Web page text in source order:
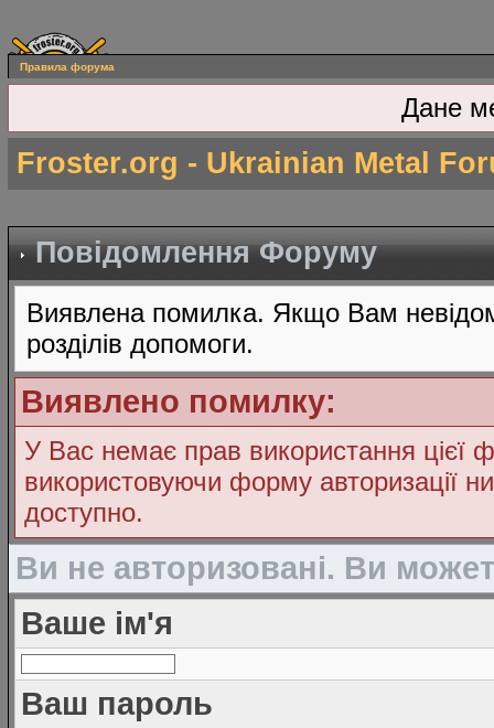
Правила форума
Дане
Froster.org - Ukrainian Metal
Повідомлення Форуму
Виявлена помилка. Якщо Вам
розділів допомоги.
Виявлено помилку:
У Вас немає прав використання цієї
використовуючи форму авторизації
доступно.
Ви не авторизовані. Ви
Ваше ім'я
Ваш пароль